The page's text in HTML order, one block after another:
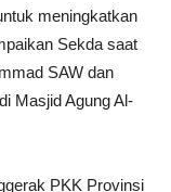
meningkatkan
Sekda saat
SAW dan
Masjid Agung Al-
PKK Provinsi